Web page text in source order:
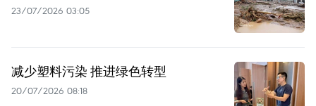
23/07/2026 03:05
减少塑料污染 推进绿色转型
20/07/2026 08:18